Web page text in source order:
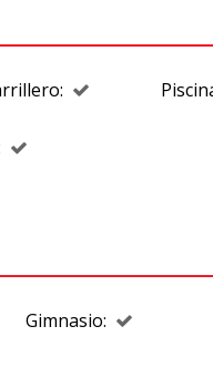
Gimnasio: